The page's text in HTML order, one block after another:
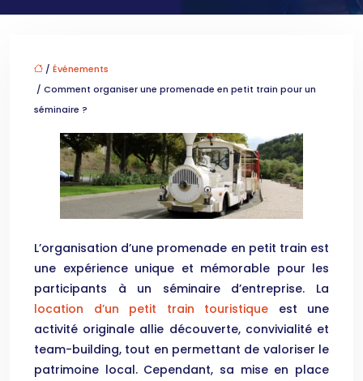
/ Événements
/ Comment organiser une promenade en petit train pour un
séminaire ?
L’organisation d’une promenade en petit train est
une expérience unique et mémorable pour les
participants à un séminaire d’entreprise. La
location d’un petit train touristique est une
activité originale allie découverte, convivialité et
team-building, tout en permettant de valoriser le
patrimoine local. Cependant, sa mise en place